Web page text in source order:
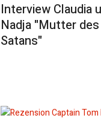
Interview Claudia
Nadja "Mutter des
Satans"